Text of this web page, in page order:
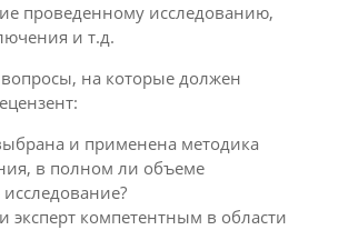
проведенному исследованию,
и т.д.
на которые должен
и применена методика
в полном ли объеме
эксперт компетентным в области